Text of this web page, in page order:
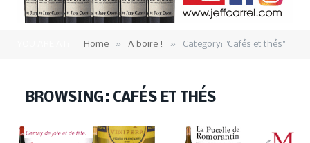
Home » A boire ! » Category: "Cafés et thés"
BROWSING: CAFÉS ET THÉS